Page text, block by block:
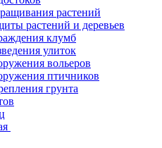
растений
растений и деревьев
клумб
улиток
вольеров
птичников
грунта